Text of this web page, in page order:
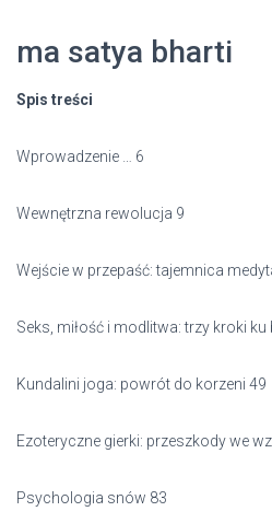
ma satya bharti
Spis treści
Wprowadzenie … 6
Wewnętrzna rewolucja 9
Wejście w przepaść: tajemnica
Seks, miłość i modlitwa: trzy kroki
Kundalini joga: powrót do korzeni 49
Ezoteryczne gierki: przeszkody we
Psychologia snów 83